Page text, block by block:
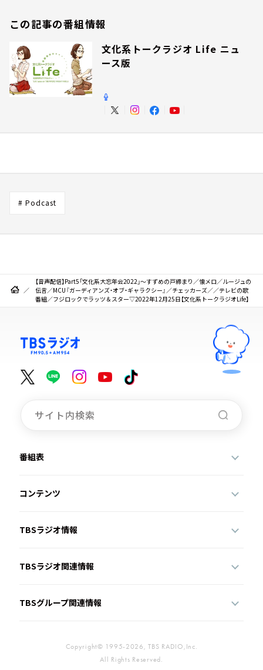
この記事の番組情報
文化系トークラジオ Life ニュ
ース版
# Podcast
【音声配信】Part5「文化系大忘年会2022」～すずめの戸締まり／懐メロ／ルージュの
伝言／MCU『ガーディアンズ・オブ・ギャラクシー』／チェッカーズ／／テレビの歌
番組／フジロックでラッツ＆スター▽2022年12月25日【文化系トークラジオLife】
番組表
コンテンツ
TBSラジオ情報
TBSラジオ関連情報
TBSグループ関連情報
Copyright© 1995-2026, TBS RADIO,Inc.
All Rights Reserved.